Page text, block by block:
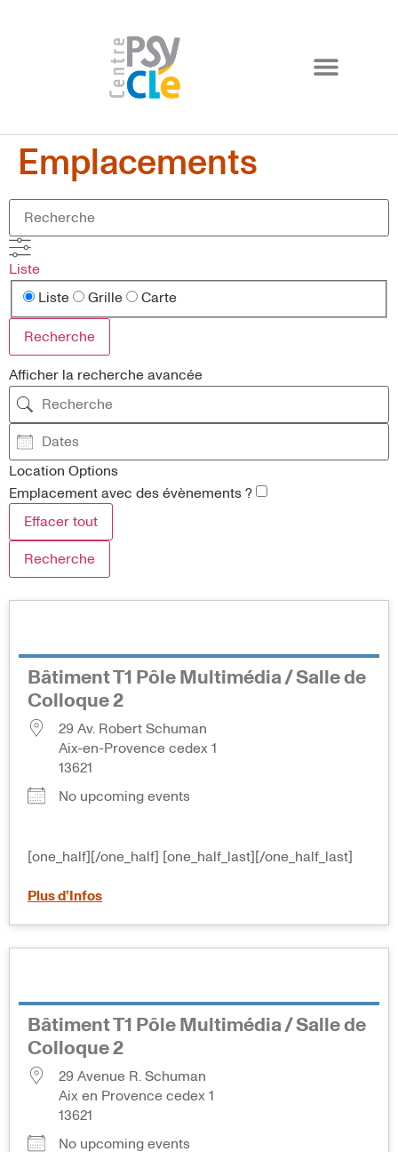
Emplacements
Liste
Liste Grille Carte
Recherche
Afficher la recherche avancée
Location Options
Emplacement avec des évènements ?
Effacer tout
Recherche
Bâtiment T1 Pôle Multimédia / Salle de
Colloque 2
29 Av. Robert Schuman
Aix-en-Provence cedex 1
13621
No upcoming events
[one_half][/one_half] [one_half_last][/one_half_last]
Plus d’Infos
Bâtiment T1 Pôle Multimédia / Salle de
Colloque 2
29 Avenue R. Schuman
Aix en Provence cedex 1
13621
No upcoming events